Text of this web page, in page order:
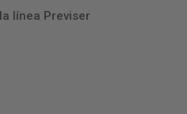
línea Previser